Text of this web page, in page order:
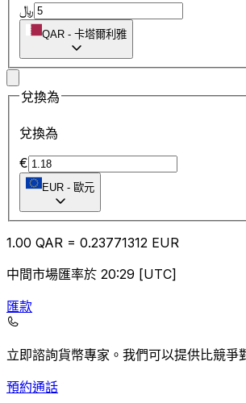
﷼
QAR - 卡塔爾利雅
兌換為
兌換為
€
EUR - 歐元
1.00 QAR = 0.23771312 EUR
中間市場匯率於 20:29 [UTC]
匯款
立即諮詢貨幣專家。 我們可以提供比競爭
預約通話